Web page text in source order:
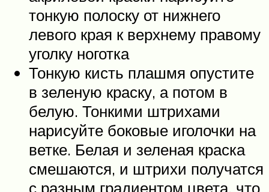
тонкую полоску от нижнего
левого края к верхнему правому
уголку ноготка
Тонкую кисть плашмя опустите
в зеленую краску, а потом в
белую. Тонкими штрихами
нарисуйте боковые иголочки на
ветке. Белая и зеленая краска
смешаются, и штрихи получатся
с разным градиентом цвета, что